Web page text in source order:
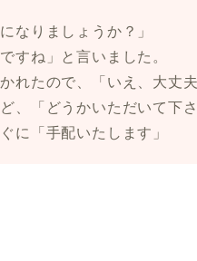
なりましょうか？」
すね」と言いました。
れたので、「いえ、大丈
、「どうかいただいて下さ
に「手配いたします」